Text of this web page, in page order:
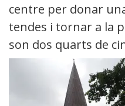
centre per donar
tendes i tornar a la
son dos quarts de